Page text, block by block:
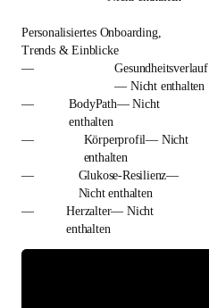
Personalisiertes Onboarding,
Trends & Einblicke
—
Gesundheitsverlauf
— Nicht enthalten
—
BodyPath— Nicht
enthalten
—
Körperprofil— Nicht
enthalten
—
Glukose-Resilienz—
Nicht enthalten
—
Herzalter— Nicht
enthalten